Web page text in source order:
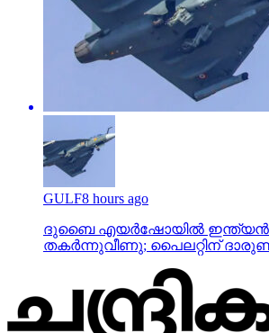
GULF8 hours ago
ദുബൈ എയര്‍ഷോയില്‍ ഇന്ത്യന്‍
തകര്‍ന്നുവീണു; പൈലറ്റിന്